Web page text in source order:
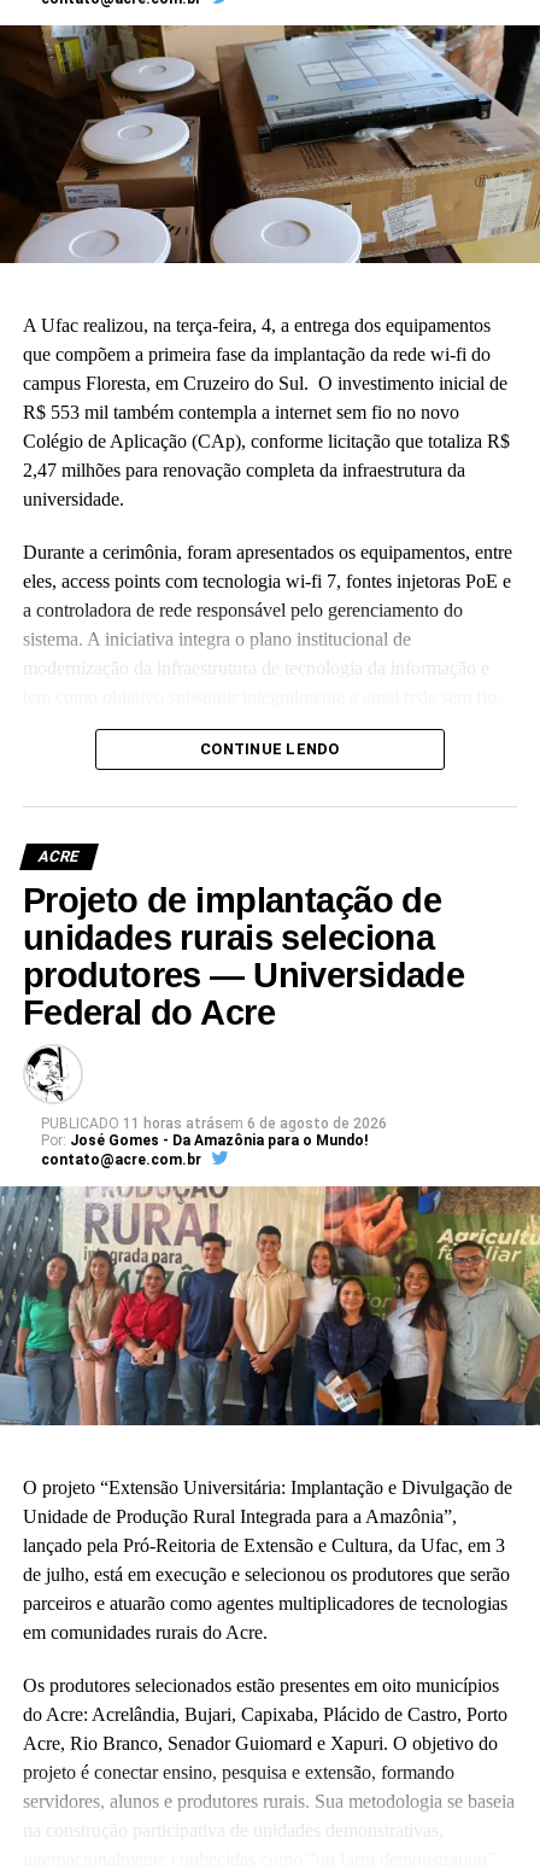
A Ufac realizou, na terça-feira, 4, a entrega dos equipamentos
que compõem a primeira fase da implantação da rede wi-fi do
campus Floresta, em Cruzeiro do Sul. O investimento inicial de
R$ 553 mil também contempla a internet sem fio no novo
Colégio de Aplicação (CAp), conforme licitação que totaliza R$
2,47 milhões para renovação completa da infraestrutura da
universidade.
Durante a cerimônia, foram apresentados os equipamentos, entre
eles, access points com tecnologia wi-fi 7, fontes injetoras PoE e
a controladora de rede responsável pelo gerenciamento do
sistema. A iniciativa integra o plano institucional de
modernização da infraestrutura de tecnologia da informação e
que já não atende às crescentes demandas acadêmicas e
administrativas da universidade.
Leia Mais: UFAC
CONTINUE LENDO
ACRE
Projeto de implantação de
unidades rurais seleciona
produtores — Universidade
Federal do Acre
PUBLICADO 11 horas atrásem 6 de agosto de 2026
Por: José Gomes - Da Amazônia para o Mundo!
contato@acre.com.br
O projeto “Extensão Universitária: Implantação e Divulgação de
Unidade de Produção Rural Integrada para a Amazônia”,
lançado pela Pró-Reitoria de Extensão e Cultura, da Ufac, em 3
de julho, está em execução e selecionou os produtores que serão
parceiros e atuarão como agentes multiplicadores de tecnologias
em comunidades rurais do Acre.
Os produtores selecionados estão presentes em oito municípios
do Acre: Acrelândia, Bujari, Capixaba, Plácido de Castro, Porto
Acre, Rio Branco, Senador Guiomard e Xapuri. O objetivo do
projeto é conectar ensino, pesquisa e extensão, formando
servidores, alunos e produtores rurais. Sua metodologia se baseia
na construção participativa de unidades demonstrativas,